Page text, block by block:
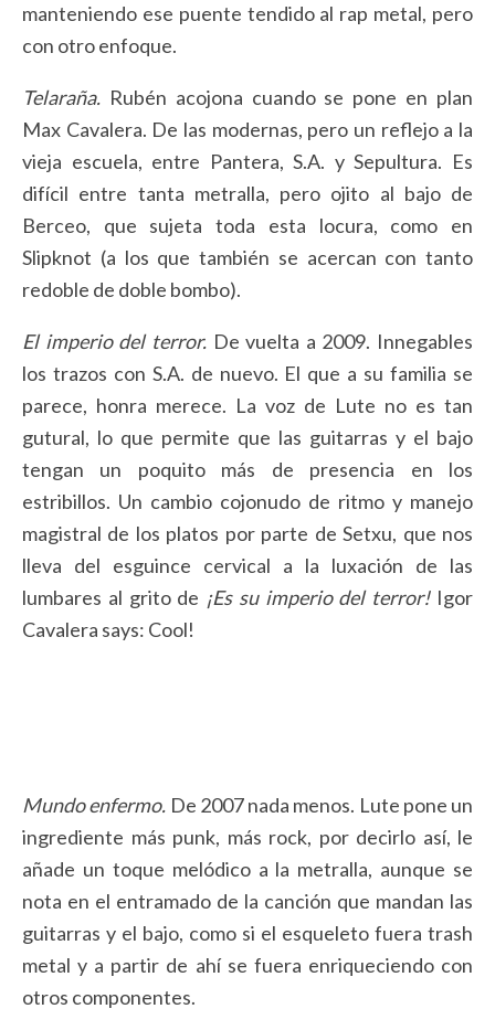
manteniendo ese puente tendido al rap metal, pero
con otro enfoque.
Telaraña. Rubén acojona cuando se pone en plan
Max Cavalera. De las modernas, pero un reflejo a la
vieja escuela, entre Pantera, S.A. y Sepultura. Es
difícil entre tanta metralla, pero ojito al bajo de
Berceo, que sujeta toda esta locura, como en
Slipknot (a los que también se acercan con tanto
redoble de doble bombo).
El imperio del terror.De vuelta a 2009. Innegables
los trazos con S.A. de nuevo. El que a su familia se
parece, honra merece. La voz de Lute no es tan
gutural, lo que permite que las guitarras y el bajo
tengan un poquito más de presencia en los
estribillos. Un cambio cojonudo de ritmo y manejo
magistral de los platos por parte de Setxu, que nos
lleva del esguince cervical a la luxación de las
lumbares al grito de ¡Es su imperio del terror!Igor
Cavalera says: Cool!
Mundo enfermo. De 2007 nada menos. Lute pone un
ingrediente más punk, más rock, por decirlo así, le
añade un toque melódico a la metralla, aunque se
nota en el entramado de la canción que mandan las
guitarras y el bajo, como si el esqueleto fuera trash
metal y a partir de ahí se fuera enriqueciendo con
otros componentes.